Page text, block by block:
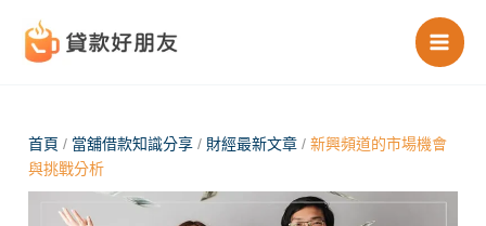
首頁 / 當舖借款知識分享 / 財經最新文章 /新興頻道的市場機會
與挑戰分析